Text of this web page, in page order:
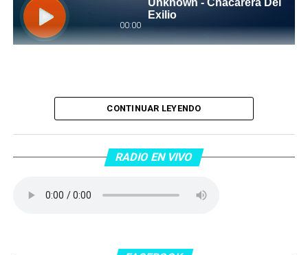
Piantaos por el Tango. Piantaos por el Tango es un
programa radiofónico semanal conducido y dirigido por
Raúl Mamone con el objetivo de difundir el Tango desde
CONTINUAR LEYENDO
RADIO EN VIVO